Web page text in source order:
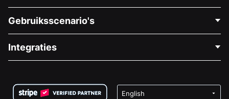
Over Ons
Vacatures
Privacy
Gebruiksscenario's
Medische Fondsenwerving
Goede Doelen Fondsenwerving
Integraties
Wix Donatie Plugin